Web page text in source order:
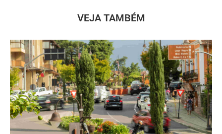
VEJA TAMBÉM